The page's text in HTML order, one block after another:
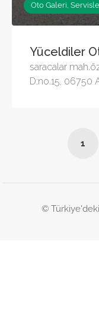
Oto Galeri,
Yüceldiler
saracalar
D:no.15, 06750
1
©